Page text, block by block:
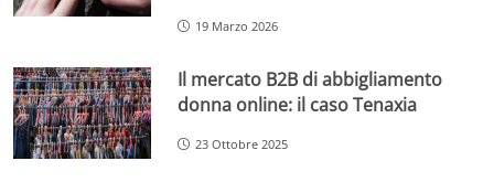
19 Marzo 2026
Il mercato B2B di abbigliamento
donna online: il caso Tenaxia
23 Ottobre 2025